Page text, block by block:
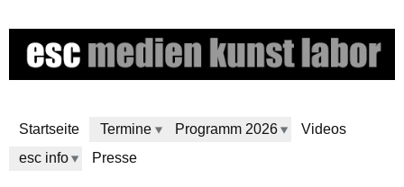
to
main
Startseite
Termine Programm 2026
Videos
esc info
Presse